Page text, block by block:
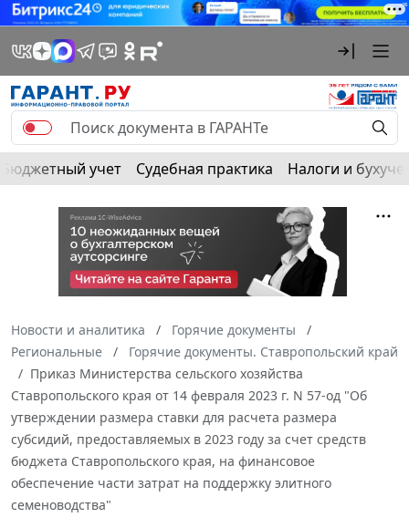
Бюджетный учет Судебная практика Налоги и
Новости и аналитика
Горячие документы
Региональные
Горячие документы. Ставропольский край
Приказ Министерства сельского хозяйства
Ставропольского края от 14 февраля 2023 г. N 57-од "Об
утверждении размера ставки для расчета размера
субсидий, предоставляемых в 2023 году за счет средств
бюджета Ставропольского края, на финансовое
обеспечение части затрат на поддержку элитного
семеноводства"